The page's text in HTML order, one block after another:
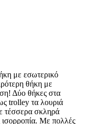
με εσωτερικό
θήκη με
Δύο θήκες στα
trolley τα λουριά
τέσσερα σκληρά
ισορροπία. Με πολλές